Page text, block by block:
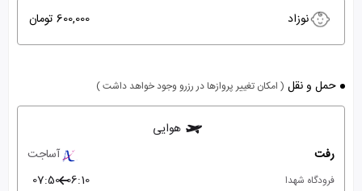
نوزاد 600,000 تومان
حمل و نقل ( امکان تغییر پروازها در رزرو وجود خواهد داشت )
هوایی
رفت
آساجت
فرودگاه شهدا 06:10
07:50